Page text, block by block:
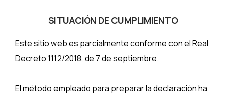
SITUACIÓN DE CUMPLIMIENTO
Este sitio web es parcialmente conforme con el Real
Decreto 1112/2018, de 7 de septiembre.
El método empleado para preparar la declaración ha